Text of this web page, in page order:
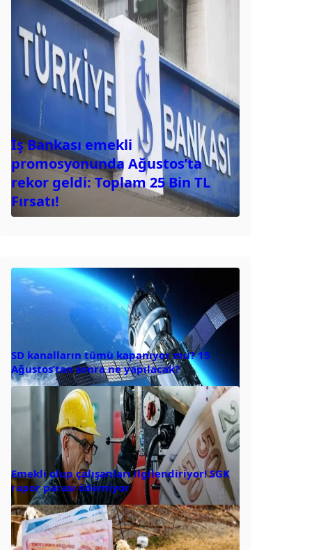
İş Bankası emekli
promosyonunda Ağustos’ta
rekor geldi: Toplam 25 Bin TL
Fırsatı!
SD kanalların tümü kapanıyor mu? 15
Ağustos’tan sonra ne yapılacak?
Emekli olup çalışanları ilgilendiriyor! SGK
rapor parası ödemiyor